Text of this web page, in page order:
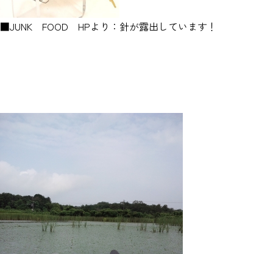
■JUNK FOOD HPより：針が露出しています！